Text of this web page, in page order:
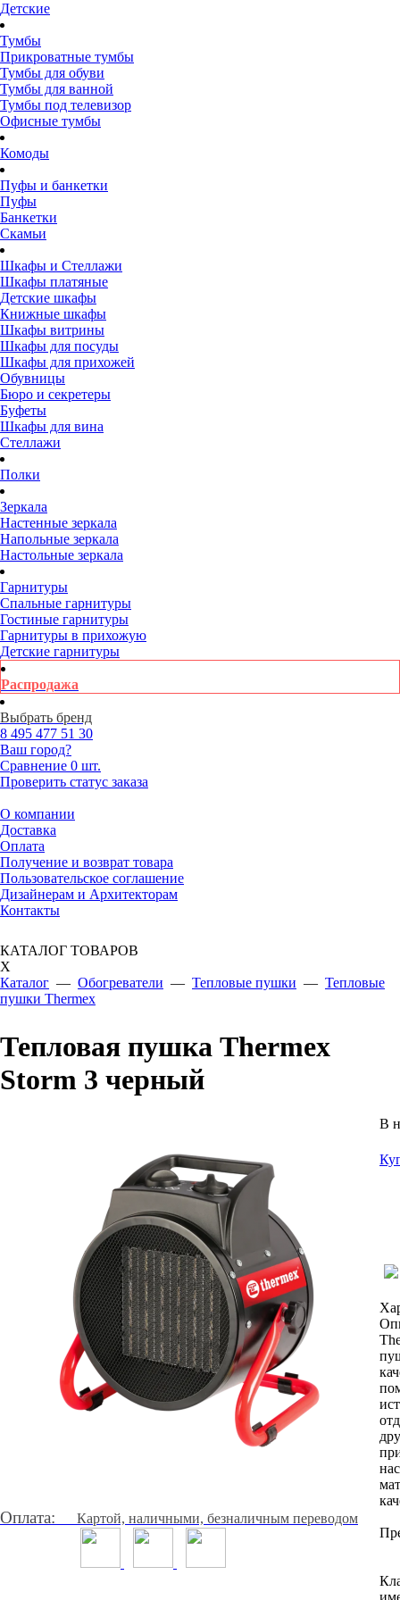
Детские
Тумбы
Прикроватные тумбы
Тумбы для обуви
Тумбы для ванной
Тумбы под телевизор
Офисные тумбы
Комоды
Пуфы и банкетки
Пуфы
Банкетки
Скамьи
Шкафы и Стеллажи
Шкафы платяные
Детские шкафы
Книжные шкафы
Шкафы витрины
Шкафы для посуды
Шкафы для прихожей
Обувницы
Бюро и секретеры
Буфеты
Шкафы для вина
Стеллажи
Полки
Зеркала
Настенные зеркала
Напольные зеркала
Настольные зеркала
Гарнитуры
Спальные гарнитуры
Гостиные гарнитуры
Гарнитуры в прихожую
Детские гарнитуры
Распродажа
Выбрать бренд
8 495 477 51 30
Ваш город?
Сравнение 0 шт.
Проверить статус заказа
О компании
Доставка
Оплата
Получение и возврат товара
Пользовательское соглашение
Дизайнерам и Архитекторам
Контакты
КАТАЛОГ ТОВАРОВ
X
Каталог — Обогреватели — Тепловые пушки — Тепловые
пушки Thermex
Тепловая пушка Thermex
Storm 3 черный
Оплата: Картой, наличными, безналичным переводом
В